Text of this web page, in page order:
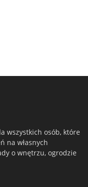
wszystkich osób, które
na własnych
o wnętrzu, ogrodzie